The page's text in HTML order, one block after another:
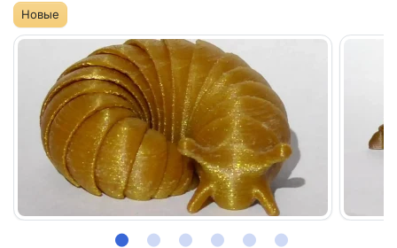
Новые